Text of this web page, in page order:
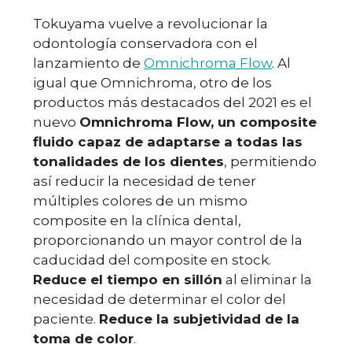
Tokuyama vuelve a revolucionar la
odontología conservadora con el
lanzamiento de Omnichroma Flow. Al
igual que Omnichroma, otro de los
productos más destacados del 2021 es el
nuevo Omnichroma Flow, un composite
fluido capaz de adaptarse a todas las
tonalidades de los dientes, permitiendo
así reducir la necesidad de tener
múltiples colores de un mismo
composite en la clínica dental,
proporcionando un mayor control de la
caducidad del composite en stock.
Reduce el tiempo en sillón al eliminar la
necesidad de determinar el color del
paciente. Reduce la subjetividad de la
toma de color.